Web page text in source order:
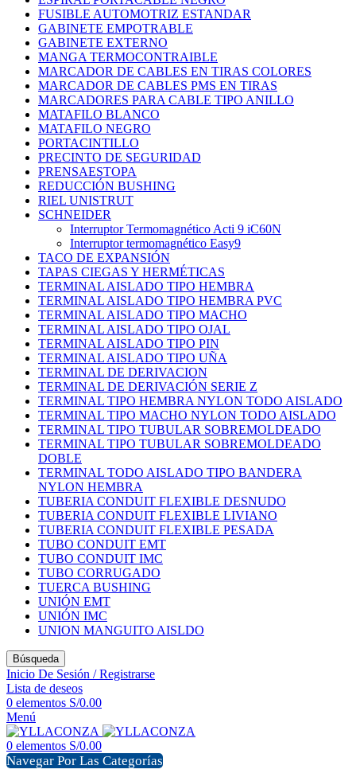
FUSIBLE AUTOMOTRIZ ESTANDAR
GABINETE EMPOTRABLE
GABINETE EXTERNO
MANGA TERMOCONTRAIBLE
MARCADOR DE CABLES EN TIRAS COLORES
MARCADOR DE CABLES PMS EN TIRAS
MARCADORES PARA CABLE TIPO ANILLO
MATAFILO BLANCO
MATAFILO NEGRO
PORTACINTILLO
PRECINTO DE SEGURIDAD
PRENSAESTOPA
REDUCCIÓN BUSHING
RIEL UNISTRUT
SCHNEIDER
Interruptor Termomagnético Acti 9 iC60N
Interruptor termomagnético Easy9
TACO DE EXPANSIÓN
TAPAS CIEGAS Y HERMÉTICAS
TERMINAL AISLADO TIPO HEMBRA
TERMINAL AISLADO TIPO HEMBRA PVC
TERMINAL AISLADO TIPO MACHO
TERMINAL AISLADO TIPO OJAL
TERMINAL AISLADO TIPO PIN
TERMINAL AISLADO TIPO UÑA
TERMINAL DE DERIVACION
TERMINAL DE DERIVACIÓN SERIE Z
TERMINAL TIPO HEMBRA NYLON TODO AISLADO
TERMINAL TIPO MACHO NYLON TODO AISLADO
TERMINAL TIPO TUBULAR SOBREMOLDEADO
TERMINAL TIPO TUBULAR SOBREMOLDEADO
DOBLE
TERMINAL TODO AISLADO TIPO BANDERA
NYLON HEMBRA
TUBERIA CONDUIT FLEXIBLE DESNUDO
TUBERIA CONDUIT FLEXIBLE LIVIANO
TUBERIA CONDUIT FLEXIBLE PESADA
TUBO CONDUIT EMT
TUBO CONDUIT IMC
TUBO CORRUGADO
TUERCA BUSHING
UNIÓN EMT
UNIÓN IMC
UNION MANGUITO AISLDO
Búsqueda
Inicio De Sesión / Registrarse
Lista de deseos
0 elementos S/0.00
Menú
0 elementos S/0.00
Navegar Por Las Categorías